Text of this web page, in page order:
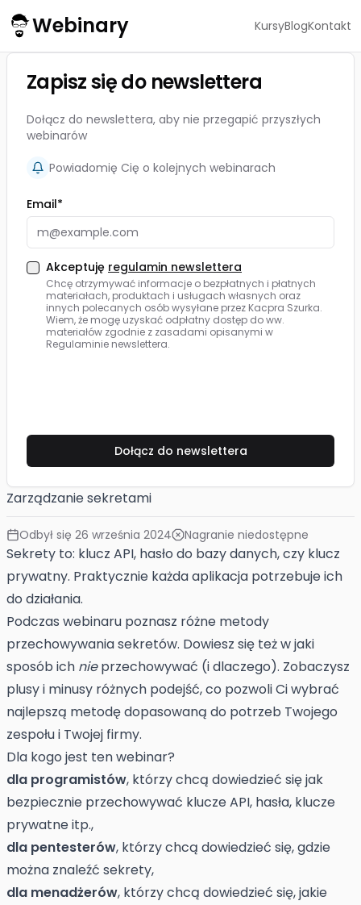
Webinary KursyBlogKontakt
Zarządzanie sekretami
Odbył się 26 września 2024 Nagranie niedostępne
Sekrety to: klucz API, hasło do bazy danych, czy klucz
prywatny. Praktycznie każda aplikacja potrzebuje ich
do działania.
Podczas webinaru poznasz różne metody
przechowywania sekretów. Dowiesz się też w jaki
sposób ich nieprzechowywać (i dlaczego). Zobaczysz
plusy i minusy różnych podejść, co pozwoli Ci wybrać
najlepszą metodę dopasowaną do potrzeb Twojego
zespołu i Twojej firmy.
Dla kogo jest ten webinar?
dla programistów, którzy chcą dowiedzieć się jak
bezpiecznie przechowywać klucze API, hasła, klucze
prywatne itp.,
dla pentesterów, którzy chcą dowiedzieć się, gdzie
można znaleźć sekrety,
dla menadżerów, którzy chcą dowiedzieć się, jakie
Zapisz się do newslettera
Dołącz do newslettera, aby nie przegapić przyszłych
webinarów
Powiadomię Cię o kolejnych webinarach
Email*
Akceptuję regulamin newslettera
Chcę otrzymywać informacje o bezpłatnych i płatnych
materiałach, produktach i usługach własnych oraz
innych polecanych osób wysyłane przez Kacpra Szurka.
Wiem, że mogę uzyskać odpłatny dostęp do ww.
materiałów zgodnie z zasadami opisanymi w
Regulaminie newslettera.
Dołącz do newslettera